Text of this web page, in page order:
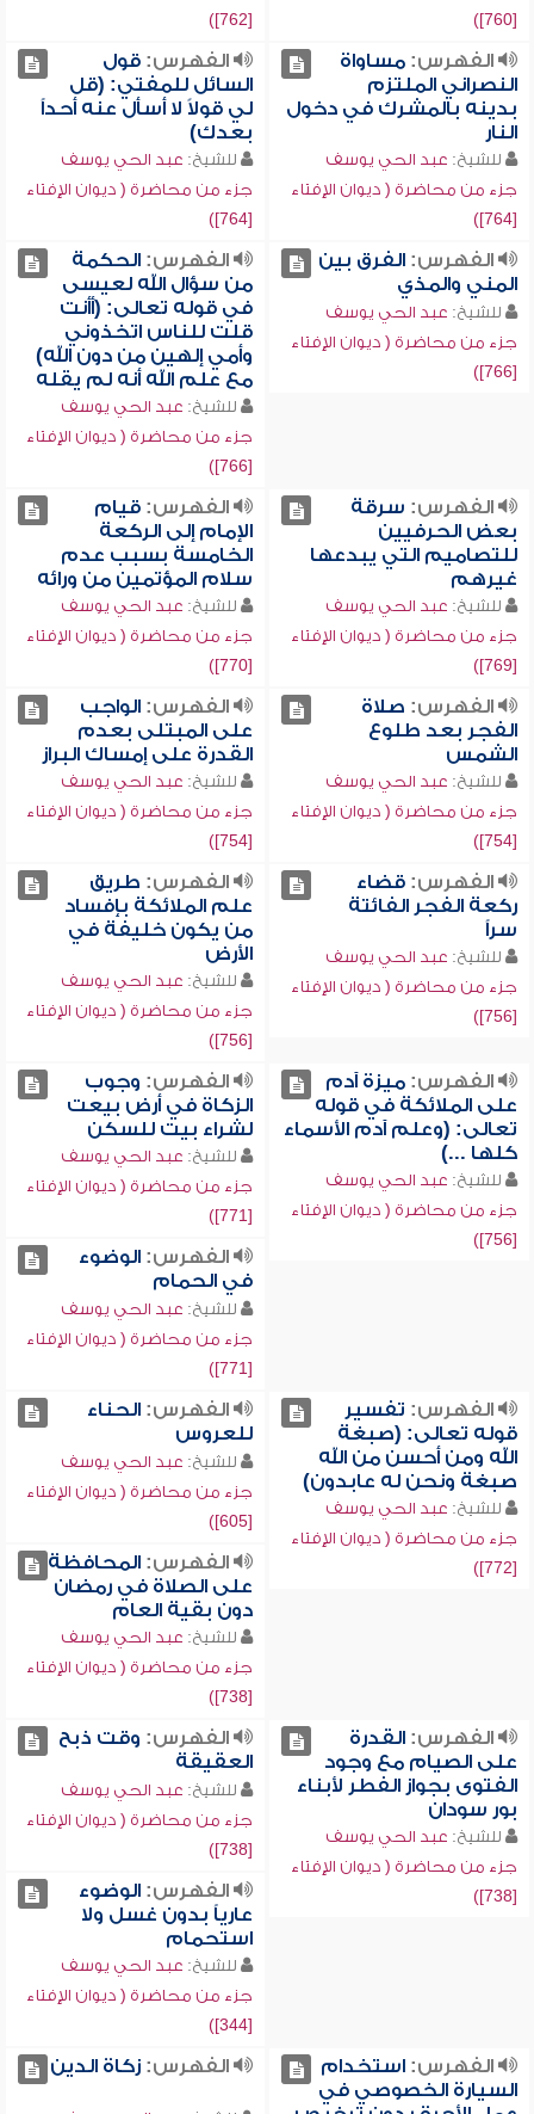
[760])
[762])
الفهرس:مساواة
النصراني الملتزم
بدينه بالمشرك في دخول
النار
للشيخ: عبد الحي يوسف
جزء من محاضرة ( ديوان الإفتاء
[764])
الفهرس:قول
السائل للمفتي: (قل
لي قولاً لا أسأل عنه أحداً
بعدك)
للشيخ: عبد الحي يوسف
جزء من محاضرة ( ديوان الإفتاء
[764])
الفهرس:الفرق بين
المني والمذي
للشيخ: عبد الحي يوسف
جزء من محاضرة ( ديوان الإفتاء
[766])
الفهرس:الحكمة
من سؤال الله لعيسى
في قوله تعالى: (أأنت
قلت للناس اتخذوني
وأمي إلهين من دون الله)
مع علم الله أنه لم يقله
للشيخ: عبد الحي يوسف
جزء من محاضرة ( ديوان الإفتاء
[766])
الفهرس: سرقة
بعض الحرفيين
للتصاميم التي يبدعها
غيرهم
للشيخ: عبد الحي يوسف
جزء من محاضرة ( ديوان الإفتاء
[769])
الفهرس:قيام
الإمام إلى الركعة
الخامسة بسبب عدم
سلام المؤتمين من ورائه
للشيخ: عبد الحي يوسف
جزء من محاضرة ( ديوان الإفتاء
[770])
الفهرس: صلاة
الفجر بعد طلوع
الشمس
للشيخ: عبد الحي يوسف
جزء من محاضرة ( ديوان الإفتاء
[754])
الفهرس:الواجب
على المبتلى بعدم
القدرة على إمساك البراز
للشيخ: عبد الحي يوسف
جزء من محاضرة ( ديوان الإفتاء
[754])
الفهرس:قضاء
ركعة الفجر الفائتة
سراً
للشيخ: عبد الحي يوسف
جزء من محاضرة ( ديوان الإفتاء
[756])
الفهرس: طريق
علم الملائكة بإفساد
من يكون خليفة في
الأرض
للشيخ: عبد الحي يوسف
جزء من محاضرة ( ديوان الإفتاء
[756])
الفهرس:ميزة آدم
على الملائكة في قوله
تعالى: (وعلم آدم الأسماء
كلها ...)
للشيخ: عبد الحي يوسف
جزء من محاضرة ( ديوان الإفتاء
[756])
الفهرس: وجوب
الزكاة في أرض بيعت
لشراء بيت للسكن
للشيخ: عبد الحي يوسف
جزء من محاضرة ( ديوان الإفتاء
[771])
الفهرس:الوضوء
في الحمام
للشيخ: عبد الحي يوسف
جزء من محاضرة ( ديوان الإفتاء
[771])
الفهرس: تفسير
قوله تعالى: (صبغة
الله ومن أحسن من الله
صبغة ونحن له عابدون)
للشيخ: عبد الحي يوسف
جزء من محاضرة ( ديوان الإفتاء
[772])
الفهرس:الحناء
للعروس
للشيخ: عبد الحي يوسف
جزء من محاضرة ( ديوان الإفتاء
[605])
الفهرس:المحافظة
على الصلاة في رمضان
دون بقية العام
للشيخ: عبد الحي يوسف
جزء من محاضرة ( ديوان الإفتاء
[738])
الفهرس:القدرة
على الصيام مع وجود
الفتوى بجواز الفطر لأبناء
بور سودان
للشيخ: عبد الحي يوسف
جزء من محاضرة ( ديوان الإفتاء
[738])
الفهرس: وقت ذبح
العقيقة
للشيخ: عبد الحي يوسف
جزء من محاضرة ( ديوان الإفتاء
[738])
الفهرس:الوضوء
عارياً بدون غسل ولا
استحمام
للشيخ: عبد الحي يوسف
جزء من محاضرة ( ديوان الإفتاء
[344])
الفهرس:استخدام
السيارة الخصوصي في
الفهرس:زكاة الدين